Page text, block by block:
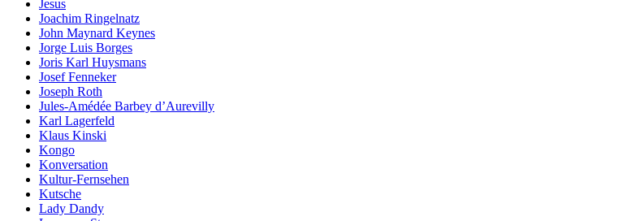
Jesus
Joachim Ringelnatz
John Maynard Keynes
Jorge Luis Borges
Joris Karl Huysmans
Josef Fenneker
Joseph Roth
Jules-Amédée Barbey d’Aurevilly
Karl Lagerfeld
Klaus Kinski
Kongo
Konversation
Kultur-Fernsehen
Kutsche
Lady Dandy